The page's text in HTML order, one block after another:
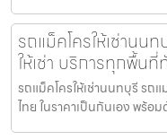
รถแม็คโครให้เช่านน
ให้เช่า บริการทุกพื้นที่
รถแม็คโครให้เช่านนทบุรี รถ
ไทย ในราคาเป็นกันเอง พร้